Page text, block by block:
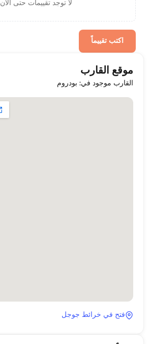
لا توجد تقييمات حتى الآن
اكتب تقييماً
موقع القارب
القارب موجود في: بودروم
فتح في خرائط جوجل